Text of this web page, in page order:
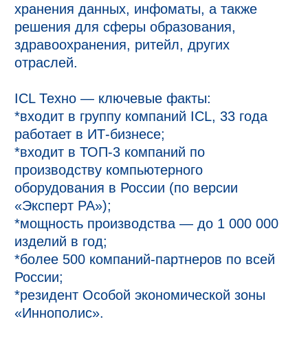
хранения данных, инфоматы, а также
решения для сферы образования,
здравоохранения, ритейл, других
отраслей.
ICL Техно — ключевые факты:
*входит в группу компаний ICL, 33 года
работает в ИТ-бизнесе;
*входит в ТОП-3 компаний по
производству компьютерного
оборудования в России (по версии
«Эксперт РА»);
*мощность производства — до 1 000 000
изделий в год;
*более 500 компаний-партнеров по всей
России;
*резидент Особой экономической зоны
«Иннополис».